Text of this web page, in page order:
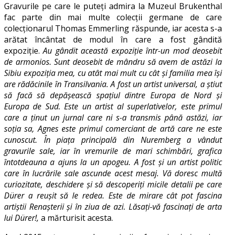
Gravurile pe care le puteți admira la Muzeul Brukenthal
fac parte din mai multe colecții germane de care
colecționarul Thomas Emmerling răspunde, iar acesta s-a
arătat încântat de modul în care a fost gândită
expoziție.Au gândit această expoziție într-un mod deosebit
de armonios. Sunt deosebit de mândru să avem de astăzi la
Sibiu expoziția mea, cu atât mai mult cu cât și familia mea își
are rădăcinile în Transilvania. A fost un artist universal, a știut
să facă să depășească spațiul dintre Europa de Nord și
Europa de Sud. Este un artist al superlativelor, este primul
care a ținut un jurnal care ni s-a transmis până astăzi, iar
soția sa, Agnes este primul comerciant de artă care ne este
cunoscut. În piața principală din Nuremberg a vândut
gravurile sale, iar în vremurile de mari schimbări, grafica
întotdeauna a ajuns la un apogeu. A fost și un artist politic
care în lucrările sale ascunde acest mesaj. Vă doresc multă
curiozitate, deschidere și să descoperiți micile detalii pe care
Dürer a reușit să le redea. Este de mirare cât pot fascina
artiștii Renașterii și în ziua de azi. Lăsați-vă fascinați de arta
lui Dürer!, a mărturisit acesta.